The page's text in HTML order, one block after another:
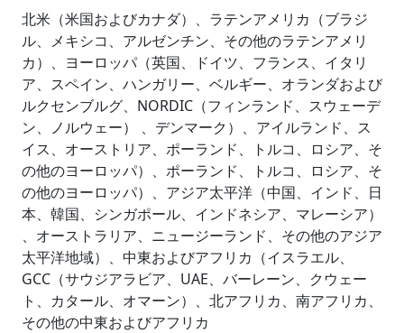
北米（米国およびカナダ）、ラテンアメリカ（ブラジ
ル、メキシコ、アルゼンチン、その他のラテンアメリ
カ）、ヨーロッパ（英国、ドイツ、フランス、イタリ
ア、スペイン、ハンガリー、ベルギー、オランダおよび
ルクセンブルグ、NORDIC（フィンランド、スウェーデ
ン、ノルウェー） 、デンマーク）、アイルランド、ス
イス、オーストリア、ポーランド、トルコ、ロシア、そ
の他のヨーロッパ）、ポーランド、トルコ、ロシア、そ
の他のヨーロッパ）、アジア太平洋（中国、インド、日
本、韓国、シンガポール、インドネシア、マレーシア）
、オーストラリア、ニュージーランド、その他のアジア
太平洋地域）、中東およびアフリカ（イスラエル、
GCC（サウジアラビア、UAE、バーレーン、クウェー
ト、カタール、オマーン）、北アフリカ、南アフリカ、
その他の中東およびアフリカ